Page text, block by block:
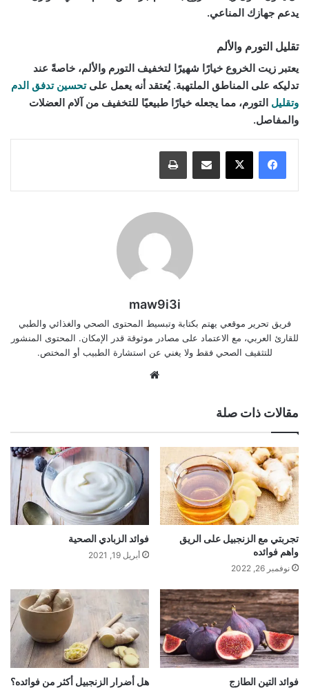
يدعم جهازك المناعي.
تقليل التورم والألم
يعتبر زيت الخروع خيارًا شهيرًا لتخفيف التورم والألم، خاصةً عند
تدليكه على المناطق الملتهبة. يُعتقد أنه يعمل علىتحسين تدفق الدم
وتقليل التورم، مما يجعله خيارًا طبيعيًا للتخفيف من آلام العضلات
والمفاصل.
مشاركة عبر البريد طباعة
maw9i3i
فريق تحرير موقعي يهتم بكتابة وتبسيط المحتوى الصحي والغذائي والطبي
للقارئ العربي، مع الاعتماد على مصادر موثوقة قدر الإمكان. المحتوى المنشور
للتثقيف الصحي فقط ولا يغني عن استشارة الطبيب أو المختص.
مقالات ذات صلة
تجربتي مع الزنجبيل على الريق
واهم فوائده
نوفمبر 26, 2022
فوائد الزبادي الصحية
أبريل 19, 2021
فوائد التين الطازج هل أضرار الزنجبيل أكثر من فوائده؟